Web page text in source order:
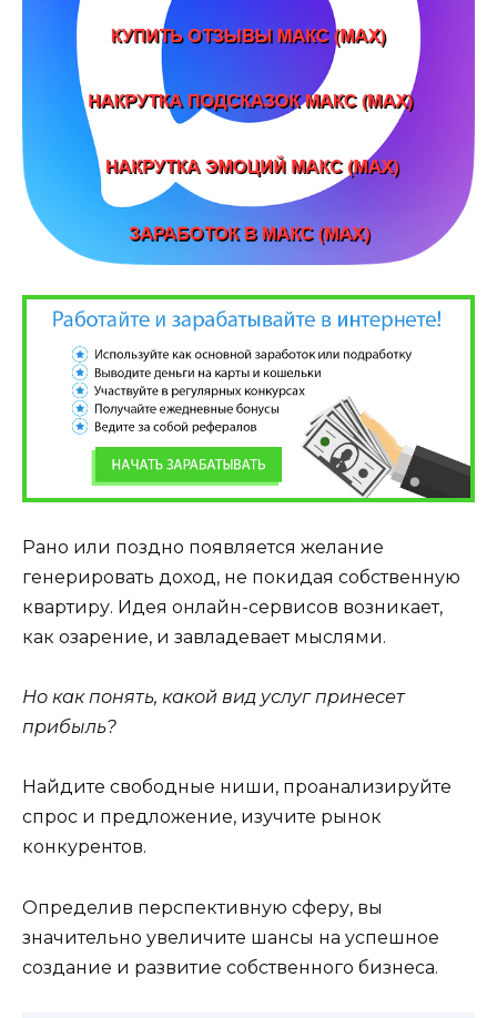
Рано или поздно появляется желание
генерировать доход, не покидая собственную
квартиру. Идея онлайн-сервисов возникает,
как озарение, и завладевает мыслями.
Но как понять, какой вид услуг принесет
прибыль?
Найдите свободные ниши, проанализируйте
спрос и предложение, изучите рынок
конкурентов.
Определив перспективную сферу, вы
значительно увеличите шансы на успешное
создание и развитие собственного бизнеса.